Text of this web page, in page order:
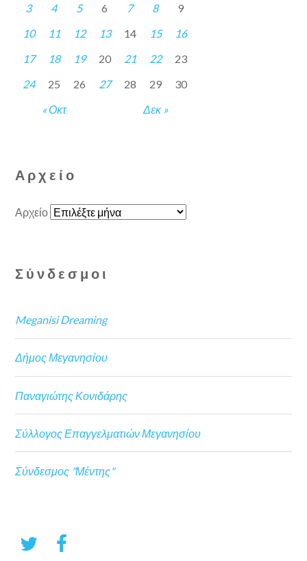
« Οκτ Δεκ »
3
4 5 6 7 8
9
10
11 12 13 14 15
16
17
18 19 20 21 22
23
24
25 26 27 28 29 30
Αρχείο
Αρχείο
Σύνδεσμοι
Meganisi Dreaming
Δήμος Μεγανησίου
Παναγιώτης Κονιδάρης
Σύλλογος Επαγγελματιών Μεγανησίου
Σύνδεσμος "Μέντης"